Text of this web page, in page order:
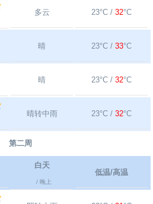
多云 23°C / 32°C
晴 23°C / 33°C
晴 23°C / 32°C
晴转中雨 23°C / 32°C
第二周
白天
/ 晚上
低温/高温